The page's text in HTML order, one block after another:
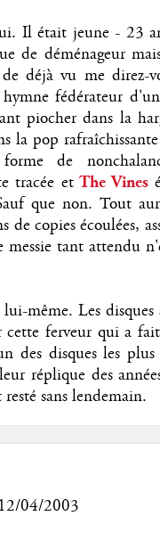
Il était jeune - 23
de déménageur
déjà vu me direz-
fédérateur
piocher dans la
la pop
de
tracée etThe Vines
que non. Tout
copies écoulées,
tant attendu
même. Les disques
cette ferveur qui a
des disques les
réplique des
sans lendemain.
04/2003